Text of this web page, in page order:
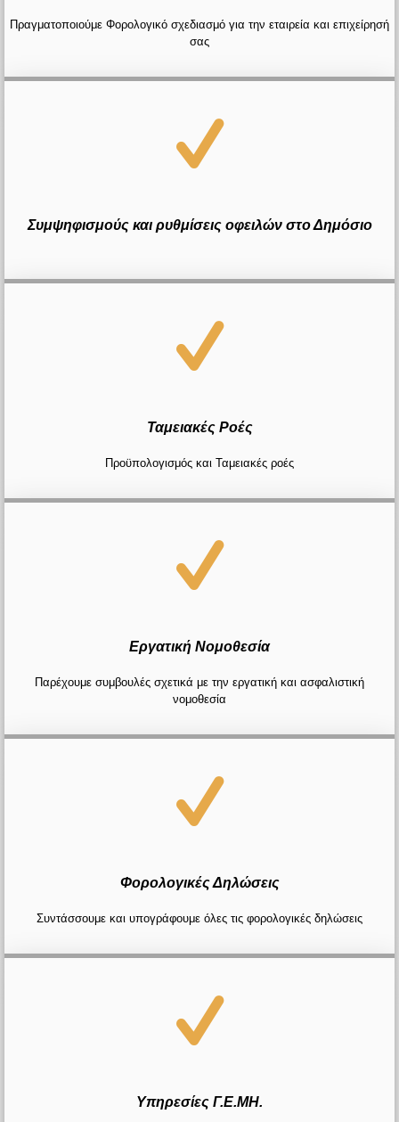
Πραγματοποιούμε Φορολογικό σχεδιασμό για την εταιρεία και επιχείρησή
σας
Συμψηφισμούς και ρυθμίσεις οφειλών στο Δημόσιο
Ταμειακές Ροές
Προϋπολογισμός και Ταμειακές ροές
Εργατική Νομοθεσία
Παρέχουμε συμβουλές σχετικά με την εργατική και ασφαλιστική
νομοθεσία
Φορολογικές Δηλώσεις
Συντάσσουμε και υπογράφουμε όλες τις φορολογικές δηλώσεις
Υπηρεσίες Γ.Ε.ΜΗ.